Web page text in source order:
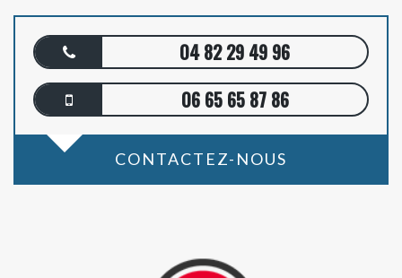
04 82 29 49 96
06 65 65 87 86
CONTACTEZ-NOUS